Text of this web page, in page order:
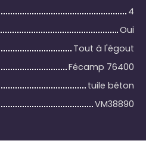
4
Oui
Tout à l'égout
Fécamp 76400
tuile béton
VM38890